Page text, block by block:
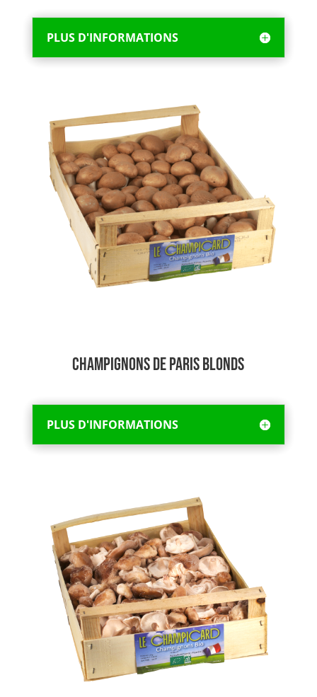
PLUS D'INFORMATIONS
Champignons de Paris Blonds
PLUS D'INFORMATIONS